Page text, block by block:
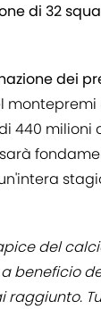
di 32
dei
montepremi
440 milioni
del
beneficio
raggiunto.